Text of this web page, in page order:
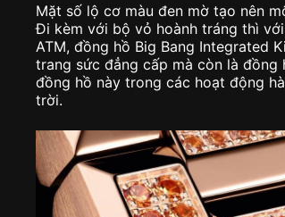
Mặt số lộ cơ màu đen mờ tạo nên
Đi kèm với bộ vỏ hoành tráng thì
ATM, đồng hồ Big Bang Integrated
trang sức đẳng cấp mà còn là
đồng hồ này trong các hoạt động
trời.